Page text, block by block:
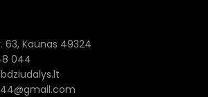
63, Kaunas 49324
044